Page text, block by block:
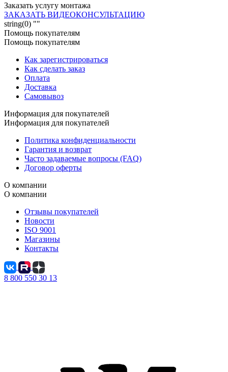
Заказать услугу монтажа
ЗАКАЗАТЬ ВИДЕОКОНСУЛЬТАЦИЮ
string(0) ""
Помощь покупателям
Помощь покупателям
Как зарегистрироваться
Как сделать заказ
Оплата
Доставка
Самовывоз
Информация для покупателей
Информация для покупателей
Политика конфиденциальности
Гарантия и возврат
Часто задаваемые вопросы (FAQ)
Договор оферты
О компании
О компании
Отзывы покупателей
Новости
ISO 9001
Магазины
Контакты
8 800 550 30 13